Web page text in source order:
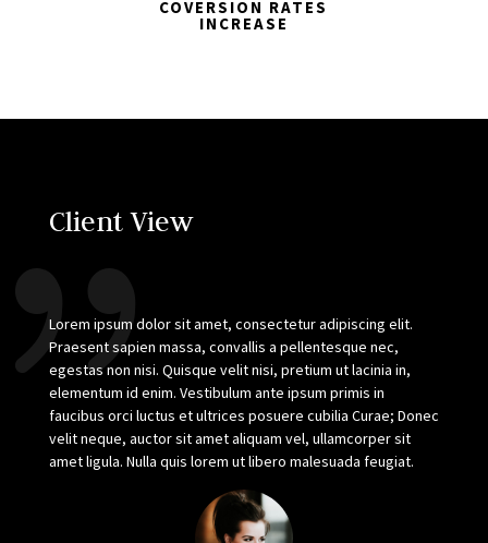
COVERSION RATES
INCREASE
Client View
Lorem ipsum dolor sit amet, consectetur adipiscing elit.
Praesent sapien massa, convallis a pellentesque nec,
egestas non nisi. Quisque velit nisi, pretium ut lacinia in,
elementum id enim. Vestibulum ante ipsum primis in
faucibus orci luctus et ultrices posuere cubilia Curae; Donec
velit neque, auctor sit amet aliquam vel, ullamcorper sit
amet ligula. Nulla quis lorem ut libero malesuada feugiat.